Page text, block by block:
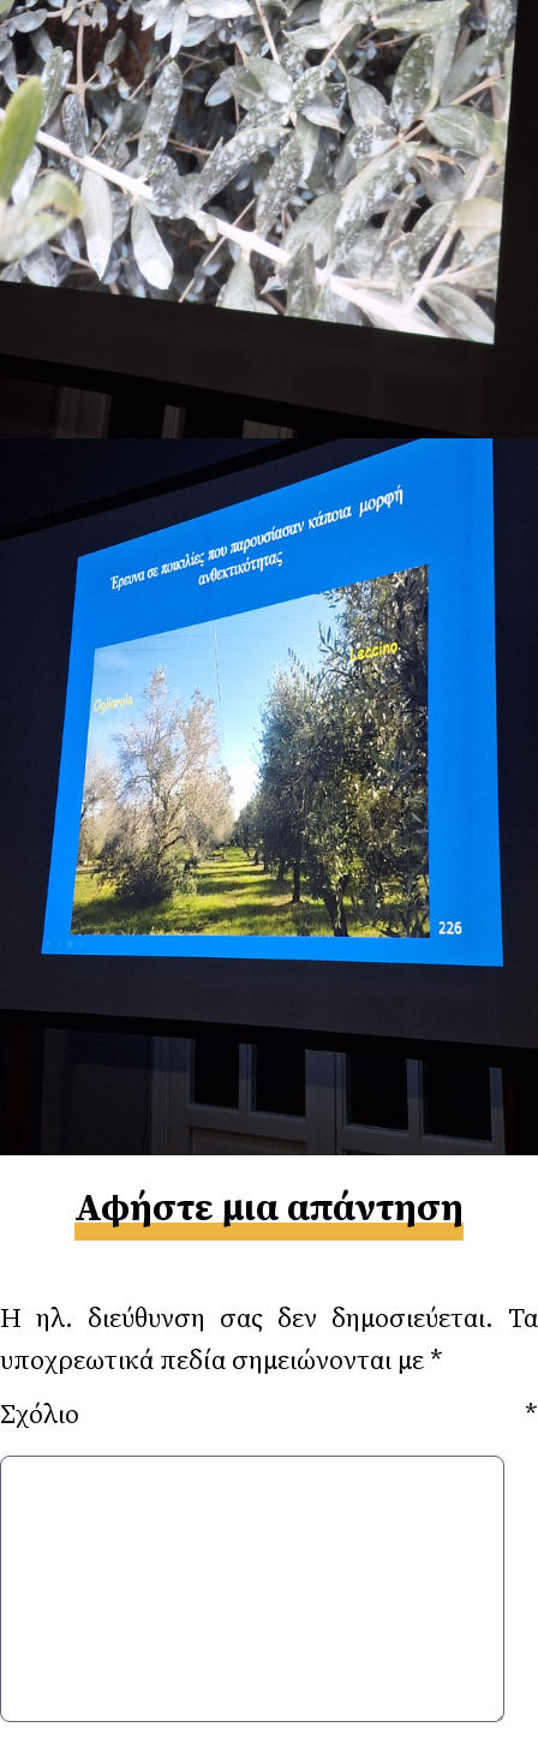
Αφήστε μια απάντηση
Η ηλ. διεύθυνση σας δεν δημοσιεύεται. Τα
υποχρεωτικά πεδία σημειώνονται με *
Σχόλιο *